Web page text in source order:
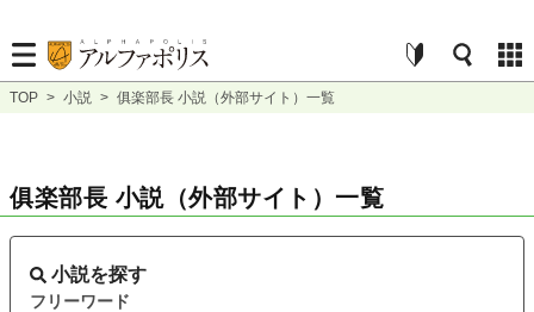
TOP > 小説 > 俱楽部長 小説（外部サイト）一覧
俱楽部長 小説（外部サイト）一覧
小説を探す
フリーワード